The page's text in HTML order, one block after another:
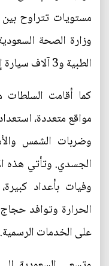
الطبية و3 آلاف سيارة إسعاف لتقديم الرعاية للحجاج.
كما أقامت
مواقع متعددة،
وضربات الشمس
الجسدي. وتأتي هذه
وفيات بأعداد
الحرارة وتوافد
على الخدمات الرسمية.